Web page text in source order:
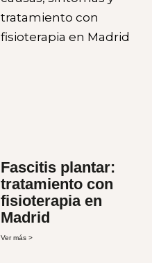
Fascitis plantar:
tratamiento con
fisioterapia en
Madrid
Ver más >